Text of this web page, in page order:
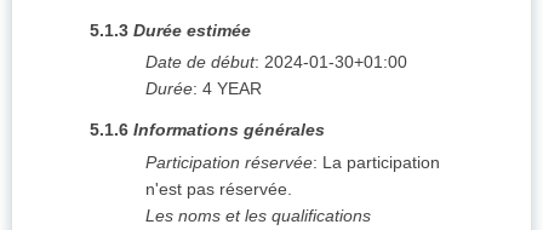
5.1.3 Durée estimée
Date de début: 2024-01-30+01:00
Durée: 4 YEAR
5.1.6 Informations générales
Participation réservée: La participation
n'est pas réservée.
Les noms et les qualifications